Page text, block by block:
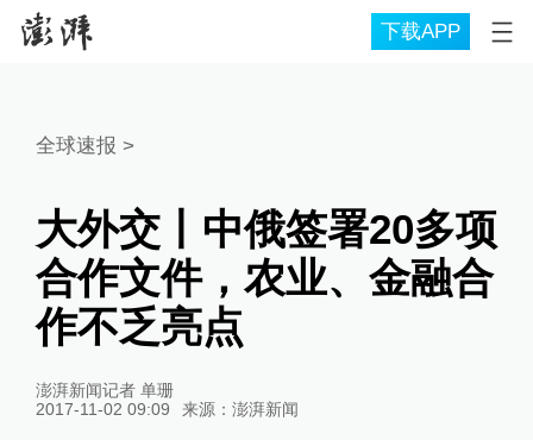
下载APP
全球速报 >
大外交丨中俄签署20多项
合作文件，农业、金融合
作不乏亮点
澎湃新闻记者 单珊
2017-11-02 09:09
来源： 澎湃新闻